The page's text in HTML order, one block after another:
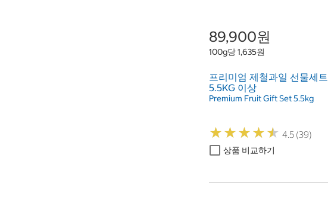
89,900원
100g당 1,635원
프리미엄 제철과일 선물세트
5.5KG 이상
Premium Fruit Gift Set 5.5kg
★★★★★
★★★★★ 4.5 (39)
상품 비교하기